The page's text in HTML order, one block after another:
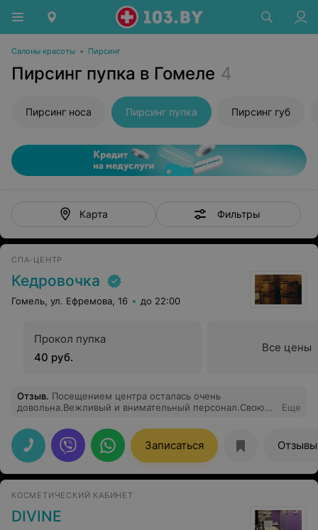
Салоны красоты • Пирсинг
Пирсинг пупка в Гомеле 4
Пирсинг носа Пирсинг пупка Пирсинг губ
Карта Фильтры
СПА-ЦЕНТР
Кедровочка
Гомель, ул. Ефремова, 16 до 22:00
Прокол пупка
40 руб.
Все цены
Отзыв. Посещением центра осталась очень
довольна.Вежливый и внимательный персонал.Свою
атмосфера и расслабляющая музыка.Цены тоже
вполне демократичные.
Еще
Записаться Отзывы
КОСМЕТИЧЕСКИЙ КАБИНЕТ
DIVINE